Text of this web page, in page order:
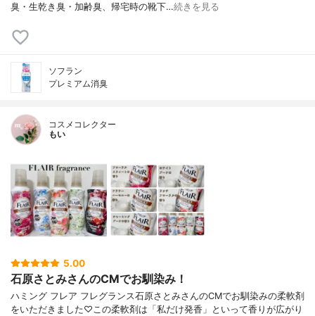
臭・生乾き臭・加齢臭、帰宅時の靴下…続きを見る
ソフラン
プレミアム消臭
コスメコレクター
もい
5.00
石原さとみさんのCMでお馴染み！
ハミング フレア フレグランス石原さとみさんのCMでお馴染みの柔軟剤
をいただきました♡この柔軟剤は「私だけ発香」といって香りが広がり